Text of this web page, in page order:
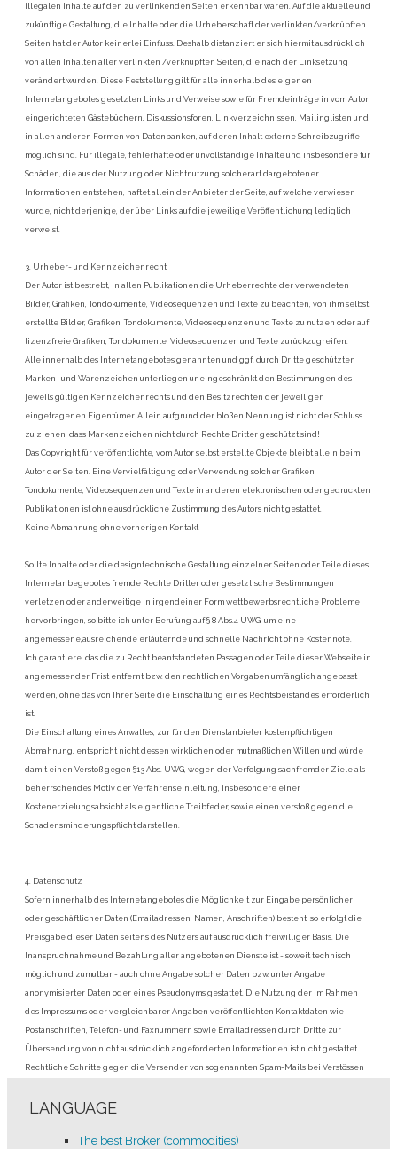
illegalen Inhalte auf den zu verlinkenden Seiten erkennbar waren. Auf die aktuelle und
zukünftige Gestaltung, die Inhalte oder die Urheberschaft der verlinkten/verknüpften
Seiten hat der Autor keinerlei Einfluss. Deshalb distanziert er sich hiermit ausdrücklich
von allen Inhalten aller verlinkten /verknüpften Seiten, die nach der Linksetzung
verändert wurden. Diese Feststellung gilt für alle innerhalb des eigenen
Internetangebotes gesetzten Links und Verweise sowie für Fremdeinträge in vom Autor
eingerichteten Gästebüchern, Diskussionsforen, Linkverzeichnissen, Mailinglisten und
in allen anderen Formen von Datenbanken, auf deren Inhalt externe Schreibzugriffe
möglich sind. Für illegale, fehlerhafte oder unvollständige Inhalte und insbesondere für
Schäden, die aus der Nutzung oder Nichtnutzung solcherart dargebotener
Informationen entstehen, haftet allein der Anbieter der Seite, auf welche verwiesen
wurde, nicht derjenige, der über Links auf die jeweilige Veröffentlichung lediglich
verweist.
3. Urheber- und Kennzeichenrecht
Der Autor ist bestrebt, in allen Publikationen die Urheberrechte der verwendeten
Bilder, Grafiken, Tondokumente, Videosequenzen und Texte zu beachten, von ihm selbst
erstellte Bilder, Grafiken, Tondokumente, Videosequenzen und Texte zu nutzen oder auf
lizenzfreie Grafiken, Tondokumente, Videosequenzen und Texte zurückzugreifen.
Alle innerhalb des Internetangebotes genannten und ggf. durch Dritte geschützten
Marken- und Warenzeichen unterliegen uneingeschränkt den Bestimmungen des
jeweils gültigen Kennzeichenrechts und den Besitzrechten der jeweiligen
eingetragenen Eigentümer. Allein aufgrund der bloßen Nennung ist nicht der Schluss
zu ziehen, dass Markenzeichen nicht durch Rechte Dritter geschützt sind!
Das Copyright für veröffentlichte, vom Autor selbst erstellte Objekte bleibt allein beim
Autor der Seiten. Eine Vervielfältigung oder Verwendung solcher Grafiken,
Tondokumente, Videosequenzen und Texte in anderen elektronischen oder gedruckten
Publikationen ist ohne ausdrückliche Zustimmung des Autors nicht gestattet.
Keine Abmahnung ohne vorherigen Kontakt
Sollte Inhalte oder die designtechnische Gestaltung einzelner Seiten oder Teile dieses
Internetanbegebotes fremde Rechte Dritter oder gesetzlische Bestimmungen
verletzen oder anderweitige in irgendeiner Form wettbewerbsrechtliche Probleme
hervorbringen, so bitte ich unter Berufung auf § 8 Abs.4 UWG, um eine
angemessene,ausreichende erläuternde und schnelle Nachricht ohne Kostennote.
Ich garantiere, das die zu Recht beantstandeten Passagen oder Teile dieser Webseite in
angemessender Frist entfernt bzw. den rechtlichen Vorgaben umfänglich angepasst
werden, ohne das von Ihrer Seite die Einschaltung eines Rechtsbeistandes erforderlich
ist.
Die Einschaltung eines Anwaltes, zur für den Dienstanbieter kostenpflichtigen
Abmahnung, entspricht nicht dessen wirklichen oder mutmaßlichen Willen und würde
damit einen Verstoß gegen §13 Abs. UWG, wegen der Verfolgung sachfremder Ziele als
beherrschendes Motiv der Verfahrenseinleitung, insbesondere einer
Kostenerzielungsabsicht als eigentliche Treibfeder, sowie einen verstoß gegen die
Schadensminderungspflicht darstellen.
4. Datenschutz
Sofern innerhalb des Internetangebotes die Möglichkeit zur Eingabe persönlicher
oder geschäftlicher Daten (Emailadressen, Namen, Anschriften) besteht, so erfolgt die
Preisgabe dieser Daten seitens des Nutzers auf ausdrücklich freiwilliger Basis. Die
Inanspruchnahme und Bezahlung aller angebotenen Dienste ist - soweit technisch
möglich und zumutbar - auch ohne Angabe solcher Daten bzw. unter Angabe
anonymisierter Daten oder eines Pseudonyms gestattet. Die Nutzung der im Rahmen
des Impressums oder vergleichbarer Angaben veröffentlichten Kontaktdaten wie
Postanschriften, Telefon- und Faxnummern sowie Emailadressen durch Dritte zur
Übersendung von nicht ausdrücklich angeforderten Informationen ist nicht gestattet.
Rechtliche Schritte gegen die Versender von sogenannten Spam-Mails bei Verstössen
Dieser Haftungsausschluss ist als Teil des Internetangebotes zu betrachten, von dem aus
LANGUAGE
The best Broker (commodities)